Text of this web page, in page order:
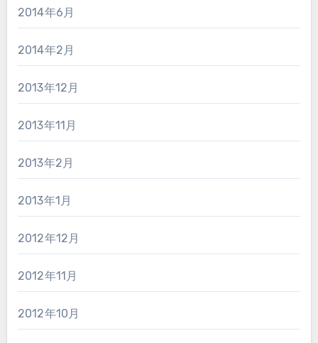
2014年6月
2014年2月
2013年12月
2013年11月
2013年2月
2013年1月
2012年12月
2012年11月
2012年10月